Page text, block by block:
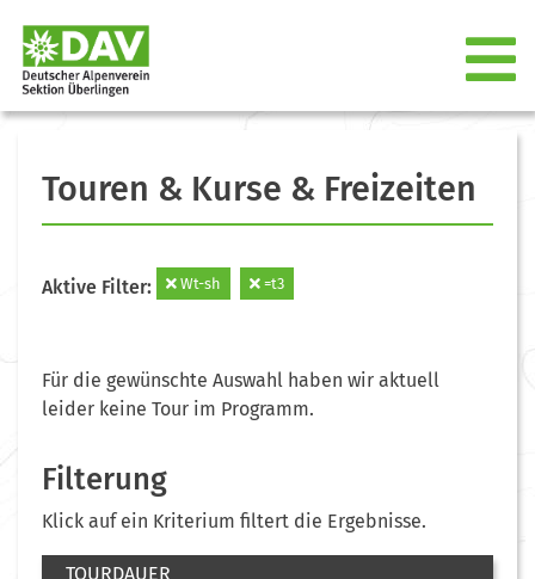
Touren & Kurse & Freizeiten
Aktive Filter: Wt-sh =t3
Für die gewünschte Auswahl haben wir aktuell
leider keine Tour im Programm.
Filterung
Klick auf ein Kriterium filtert die Ergebnisse.
TOURDAUER